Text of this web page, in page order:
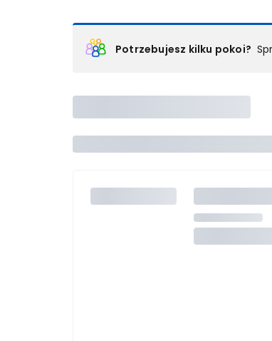
Potrzebujesz kilku pokoi?
Wybierz jedną z ofert z listy i zarezerwuj ją.
lubskontaktuj się z nami,by złożyć
Maksymalna liczba uczestników